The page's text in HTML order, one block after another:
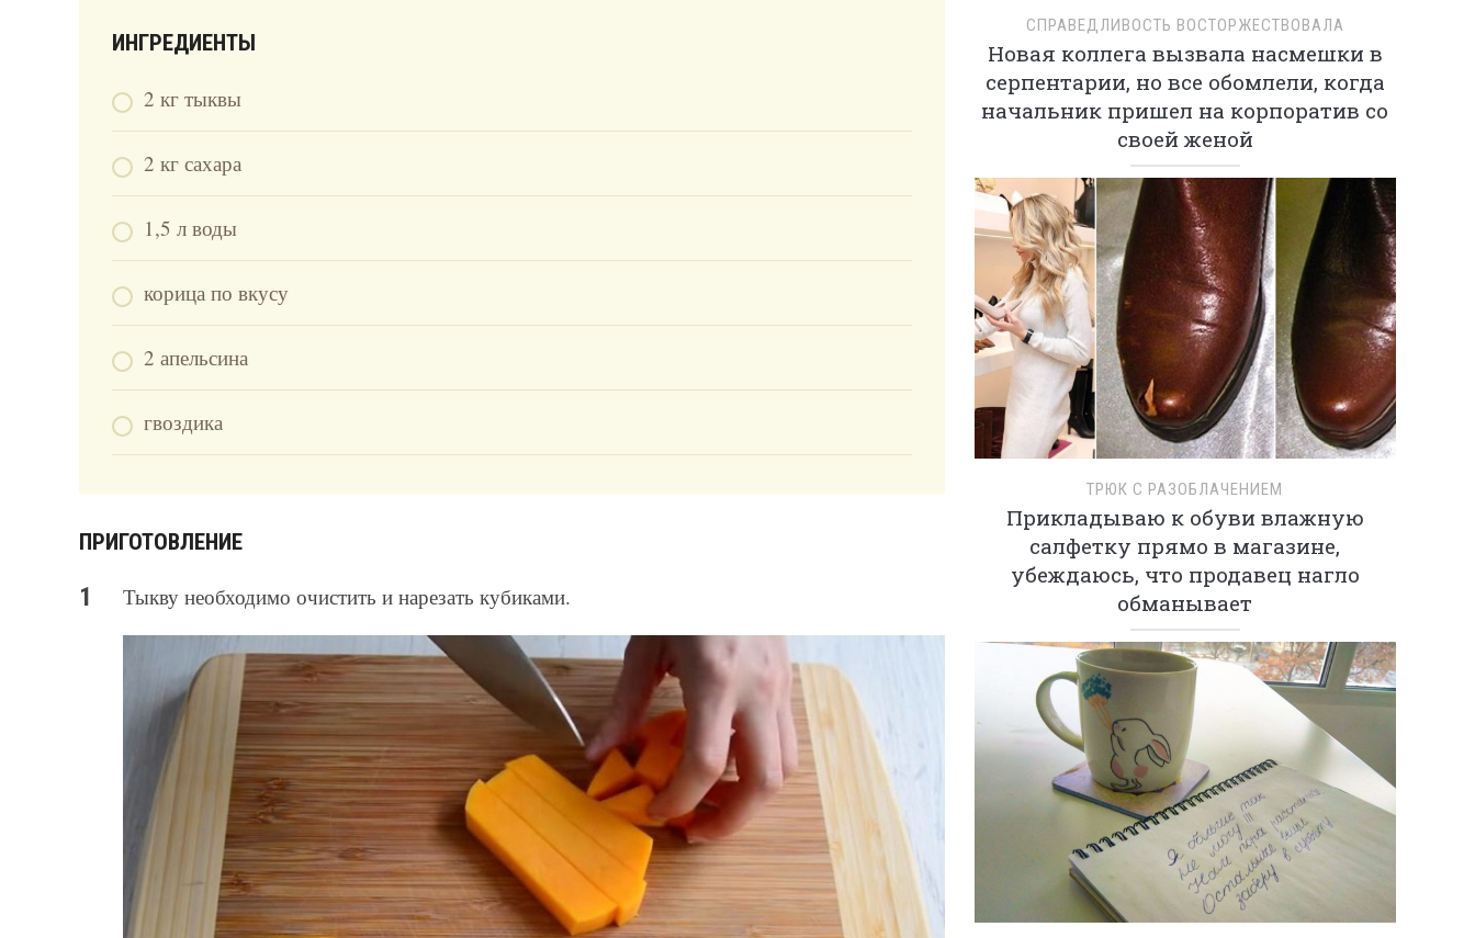
ИНГРЕДИЕНТЫ
2 кг тыквы
2 кг сахара
1,5 л воды
корица по вкусу
2 апельсина
гвоздика
ПРИГОТОВЛЕНИЕ
Тыкву необходимо очистить и нарезать кубиками.
СПРАВЕДЛИВОСТЬ ВОСТОРЖЕСТВОВАЛА
Новая коллега вызвала насмешки в
серпентарии, но все обомлели, когда
начальник пришел на корпоратив со
своей женой
ТРЮК С РАЗОБЛАЧЕНИЕМ
Прикладываю к обуви влажную
салфетку прямо в магазине,
убеждаюсь, что продавец нагло
обманывает